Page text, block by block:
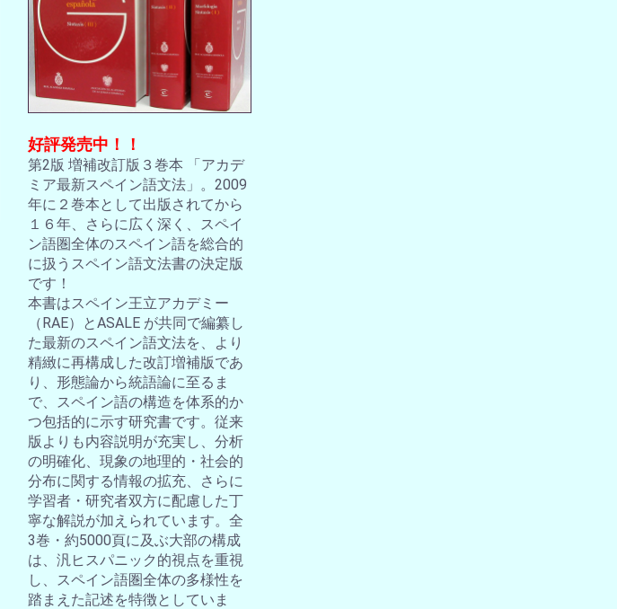
好評発売中！！
第2版 増補改訂版３巻本 「アカデ
ミア最新スペイン語文法」。2009
年に２巻本として出版されてから
１６年、さらに広く深く、スペイ
ン語圏全体のスペイン語を総合的
に扱うスペイン語文法書の決定版
です！
本書はスペイン王立アカデミー
（RAE）とASALE が共同で編纂し
た最新のスペイン語文法を、より
精緻に再構成した改訂増補版であ
り、形態論から統語論に至るま
で、スペイン語の構造を体系的か
つ包括的に示す研究書です。従来
版よりも内容説明が充実し、分析
の明確化、現象の地理的・社会的
分布に関する情報の拡充、さらに
学習者・研究者双方に配慮した丁
寧な解説が加えられています。全
3巻・約5000頁に及ぶ大部の構成
は、汎ヒスパニック的視点を重視
し、スペイン語圏全体の多様性を
踏まえた記述を特徴としていま